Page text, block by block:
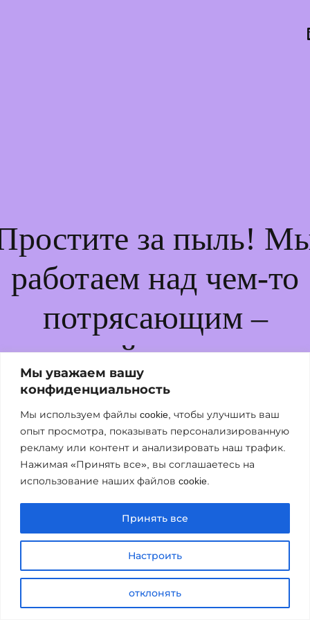
Мы уважаем вашу
конфиденциальность
Мы используем файлы cookie, чтобы улучшить ваш
опыт просмотра, показывать персонализированную
рекламу или контент и анализировать наш трафик.
Нажимая «Принять все», вы соглашаетесь на
использование наших файлов cookie.
Настроить
отклонять
Принять все
за пыль!
работаем над чем-то
потрясающим –
позже!